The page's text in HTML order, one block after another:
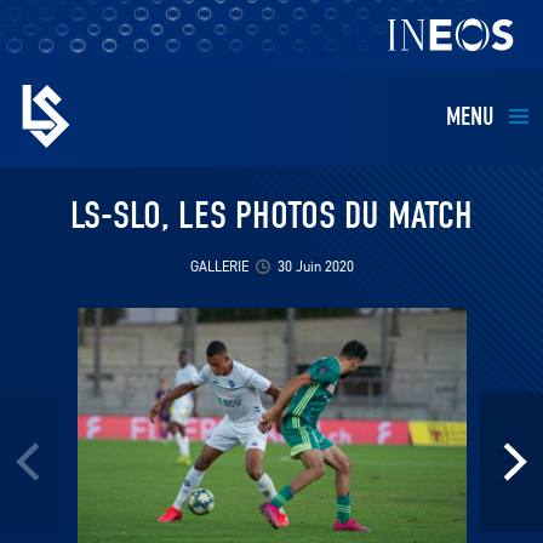
MENU
EQUIPES
BUSINESS
RESTAURATION
LS-SLO, LES PHOTOS DU MATCH
GALLERIE 30 Juin 2020